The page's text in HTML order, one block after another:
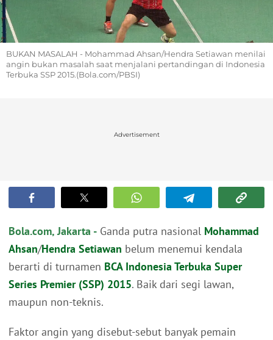
BUKAN MASALAH - Mohammad Ahsan/Hendra Setiawan menilai
angin bukan masalah saat menjalani pertandingan di Indonesia
Terbuka SSP 2015.(Bola.com/PBSI)
Advertisement
Bola.com, Jakarta - Ganda putra nasional Mohammad
Ahsan/Hendra Setiawan belum menemui kendala
berarti di turnamen BCA Indonesia Terbuka Super
Series Premier (SSP) 2015. Baik dari segi lawan,
maupun non-teknis.
Faktor angin yang disebut-sebut banyak pemain